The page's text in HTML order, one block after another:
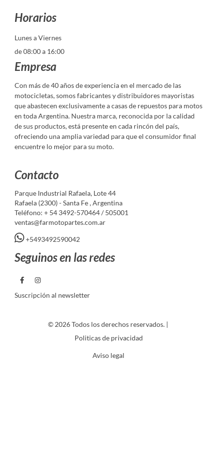
Horarios
Lunes a Viernes
de 08:00 a 16:00
Empresa
Con más de 40 años de experiencia en el mercado de las
motocicletas, somos fabricantes y distribuidores mayoristas
que abastecen exclusivamente a casas de repuestos para motos
en toda Argentina. Nuestra marca, reconocida por la calidad
de sus productos, está presente en cada rincón del país,
ofreciendo una amplia variedad para que el consumidor final
encuentre lo mejor para su moto.
Contacto
Parque Industrial Rafaela, Lote 44
Rafaela (2300) - Santa Fe , Argentina
Teléfono: + 54 3492-570464 / 505001
ventas@farmotopartes.com.ar
+5493492590042
Seguinos en las redes
Suscripción al newsletter
© 2026 Todos los derechos reservados. |
Politicas de privacidad
Aviso legal